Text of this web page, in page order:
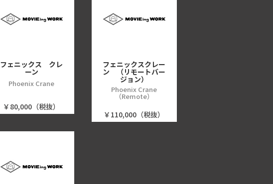
フェニックス クレ
ーン
Phoenix Crane
￥80,000（税抜）
フェニックスクレー
ン （リモートバー
ジョン）
Phoenix Crane
（Remote）
￥110,000（税抜）